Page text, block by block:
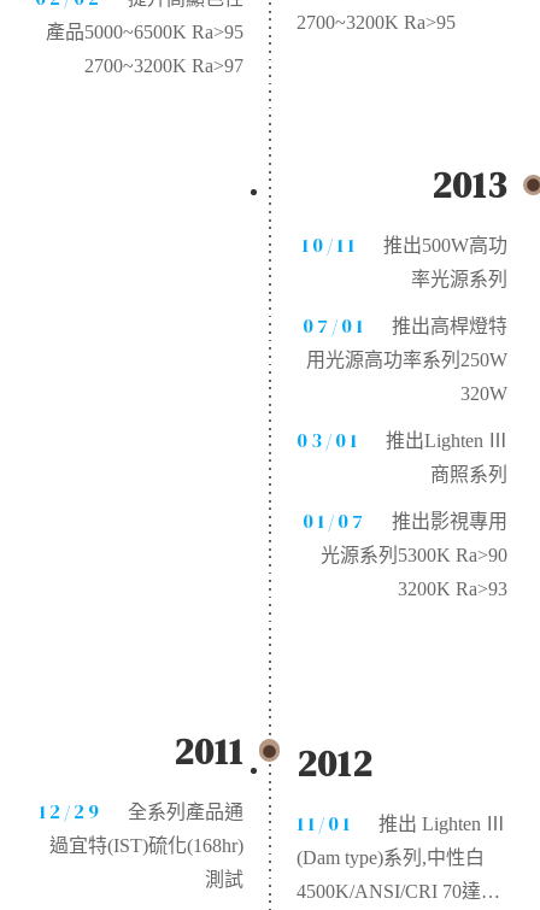
產品5000~6500K Ra>95
2700~3200K Ra>97
2700~3200K Ra>95
2013
10/11
推出500W高功
率光源系列
07/01
推出高桿燈特
用光源高功率系列250W
320W
03/01
推出Lighten Ⅲ
商照系列
01/07
推出影視專用
光源系列5300K Ra>90
3200K Ra>93
2012
11/01
推出 Lighten Ⅲ
(Dam type)系列,中性白
4500K/ANSI/CRI 70達
2011
12/29
全系列產品通
過宜特(IST)硫化(168hr)
測試